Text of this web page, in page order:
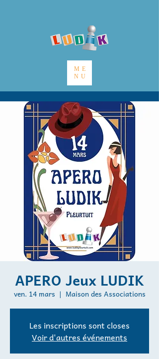
ME
NU
APERO Jeux LUDIK
ven. 14 mars
  |
Maison des Associations
Les inscriptions sont closes
Voir d'autres événements